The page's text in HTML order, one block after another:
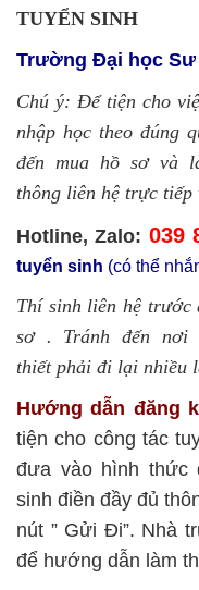
TUYỂN SINH
Trường Đại học Sư
Chú ý: Để tiện cho
nhập học theo đúng
đến mua hồ sơ và
thông liên hệ trực
Hotline, Zalo: 039
tuyển sinh (có thể
Thí sinh liên hệ trước
sơ . Tránh đến nơi
thiết phải đi lại nhiều
Hướng dẫn đăng
tiện cho công tác
đưa vào hình thức
sinh điền đầy đủ
nút ” Gửi Đi”. Nhà
để hướng dẫn làm